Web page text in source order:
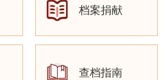
档案捐献
查档指南